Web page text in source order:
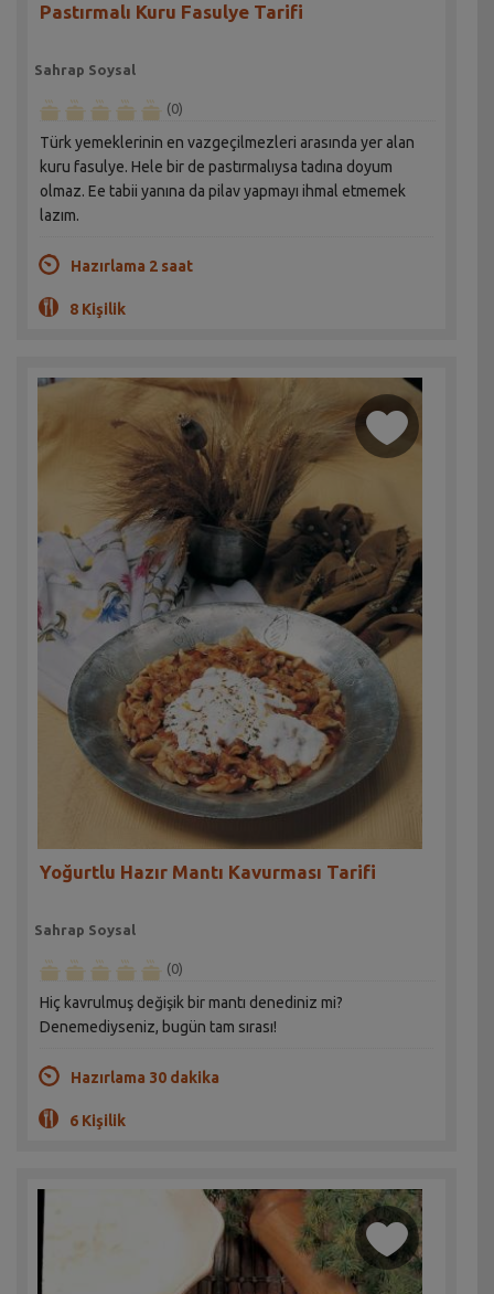
Pastırmalı Kuru Fasulye Tarifi
Sahrap Soysal
(0)
Türk yemeklerinin en vazgeçilmezleri arasında yer alan
kuru fasulye. Hele bir de pastırmalıysa tadına doyum
olmaz. Ee tabii yanına da pilav yapmayı ihmal etmemek
lazım.
Hazırlama 2 saat
8 Kişilik
Yoğurtlu Hazır Mantı Kavurması Tarifi
Sahrap Soysal
(0)
Hiç kavrulmuş değişik bir mantı denediniz mi?
Denemediyseniz, bugün tam sırası!
Hazırlama 30 dakika
6 Kişilik